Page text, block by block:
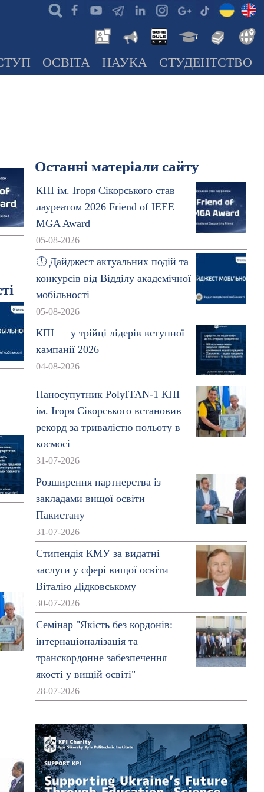
ОСВІТА НАУКА СТУДЕНТСТВО
Останні матеріали сайту
КПІ ім. Ігоря Сікорського став
лауреатом 2026 Friend of IEEE
MGA Award
05-08-2026
🕔 Дайджест актуальних подій та
конкурсів від Відділу академічної
мобільності
05-08-2026
КПІ — у трійці лідерів вступної
кампанії 2026
04-08-2026
Наносупутник PolyITAN-1 КПІ
ім. Ігоря Сікорського встановив
рекорд за тривалістю польоту в
космосі
31-07-2026
Розширення партнерства із
закладами вищої освіти
Пакистану
31-07-2026
Стипендія КМУ за видатні
заслуги у сфері вищої освіти
Віталію Дідковському
30-07-2026
Семінар "Якість без кордонів:
інтернаціоналізація та
транскордонне забезпечення
якості у вищій освіті"
28-07-2026